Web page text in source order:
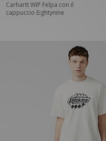
Carhartt WIP Felpa con il
cappuccio Eightynine